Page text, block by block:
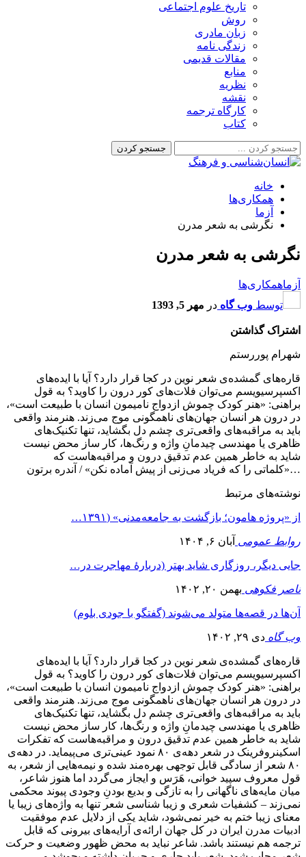
تاریخ علوم اجتماعی
روش
زبان مادری
زندگی نامه
مقالات قدیمی
منابع
نظریه
نقشه
کارگاه ترجمه
کتاب
خانه
همکاری‌ها
آزما
نگرشی به شعر مدرن
نگرشی به شعر مدرن
آزماهمکاری‌ها
توسط وب گاه در مهر 5, 1393
اشتراک گذاشتن
شهرام پوررستم
قاره‌های گمشده‌ی شعر نوین در کجا قرار دارد؟ آیا با ایده‌های
اکسپرسیویسم می‌توان فلات‌های کور درون را کاوید؟ به قول
براهنی: «هنر کودک چموش ازدواج نامیمون انسان با طبیعت است»،
در درون هر انسان جهان‌های ناهمگونی موج می‌زند. هنرمند واقعی
باید به مراقبه‌های واقعی‌تری چشم دل بگشاید، تنها تکنیک‌های
ظاهری یا مهندسی چیدمانِ واژه و رنگ‌ها، کار ساز محض نیست
شاید به خاطر همین عدم تدقیق درون و مراقبه‌هاست که
…«کلماتی را که فریاد می‌زنی از پیش آماده نکن» / آندره برتون
نوشته‌های مرتبط
از «پروژه هامون؛ بازگشت به جامعه‌مدنی» (۱۳۹۱…
روابط عمومی آبان ۶, ۱۴۰۴
جایی دیگر، روزگاری شاید بهتر (دربارۀ مهاجرت در…
ناصر فکوهی بهمن ۲۰, ۱۴۰۲
آن‌ها در قصه‌ها متولد می‌شوند (گفتگو با جودی بلوم)
وب گاه دی ۲۹, ۱۴۰۲
قاره‌های گمشده‌ی شعر نوین در کجا قرار دارد؟ آیا با ایده‌های
اکسپرسیویسم می‌توان فلات‌های کور درون را کاوید؟ به قول
براهنی: «هنر کودک چموش ازدواج نامیمون انسان با طبیعت است»،
در درون هر انسان جهان‌های ناهمگونی موج می‌زند. هنرمند واقعی
باید به مراقبه‌های واقعی‌تری چشم دل بگشاید، تنها تکنیک‌های
ظاهری یا مهندسی چیدمانِ واژه و رنگ‌ها، کار ساز محض نیست
شاید به خاطر همین عدم تدقیق درون و مراقبه‌هاست که تفکرات
اسکینروفرینک در شعر دهه‌ی ۸۰ نمود عینی‌تری می‌پیماید. در دهه‌ی
۸۰ شعر از سادگی قابل توجهی بهره‌مند شده و نیمه‌هایی از شعر، به
قول معروف سپید خوانی، هَرَس و ایجاز می‌گردد اما هنوز شاعر،
میان مایه‌های ناگهانی را به تازگی و بدیع بودنِ وجودی پیوند محکمی
نمی‌زند – کشفیات شعری و زیبا شناسی شعر تنها به واژه‌های زیبا یا
معنای زیبا ختم به خیر نمی‌شود، شاید یکی از دلایل عدم موفقیت
ادبیات مدرن ایران در کل جهان ارائه‌ی آرایه‌های بیرونی که قابل
ترجمه هم نیستند باشد. شاعر نباید به محض ظهور وضعیت و حرکت